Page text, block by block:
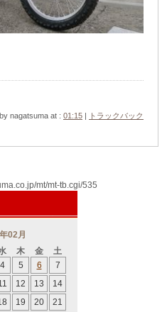
nagatsuma at : 01:15 |
トラックバック
mt/mt-tb.cgi/535
02月
木 金
土
4 5 6
7
12 13
14
19 20
21